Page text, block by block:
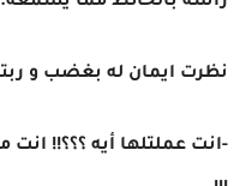
نظرت ايمان له بغضب و
-انت عملتلها أيه ؟؟؟!!